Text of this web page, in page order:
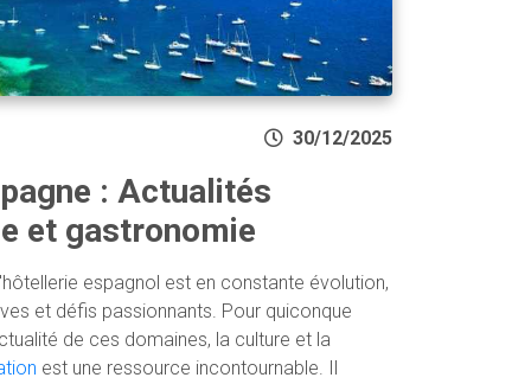
30/12/2025
: Actualités
et gastronomie
espagnol est en constante évolution,
et défis passionnants. Pour quiconque
de ces domaines, la culture et la
est une ressource incontournable. Il